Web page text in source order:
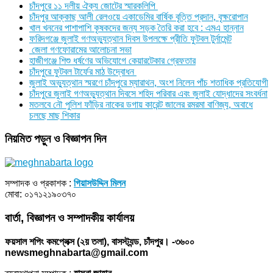
চাঁদপুরে ১১ দলীয় ঐক্য জোটের স্মারকলিপি
চাঁদপুর আক্কাছ আলী রেলওয়ে একাডেমির বার্ষিক বৃত্তি প্রদান, বৃক্ষরোপান
খাল খননের পাশাপাশি কৃষকদের জন্য সড়ক তৈরি করা হবে : এমএ হান্নান
ফরিদগঞ্জে জুলাই গণঅভ্যুত্থান দিবস উপলক্ষে প্রীতি ফুটবল টুর্নামেন্ট
জেলা গণফোরামের আলোচনা সভা
হাজীগঞ্জে শিশু ধর্ষণের অভিযোগে কেয়ারটেকার গ্রেফতার
চাঁদপুরে ফুটবল টার্ফের মাঠ উদ্বোধন
জুলাই অভ্যুত্থান স্মরণে চাঁদপুরে ম্যারাথন, অংশ নিলেন পাঁচ শতাধিক প্রতিযোগী
চাঁদপুরে জুলাই গণঅভ্যুত্থান দিবসে শহিদ পরিবার এবং জুলাই যোদ্ধাদের সংবর্ধনা
মতলবে নৌ পুলিশ ফাঁড়ির নাকের ডগায় কারেন্ট জালের রমরমা বাণিজ্য, অবাধে
চলছে মাছ শিকার
নিয়মিত পড়ুন ও বিজ্ঞাপন দিন
সম্পাদক ও প্রকাশক : গিয়াসউদ্দিন মিলন
মোবা: ০১৭১২১৯০৩৭০
বার্তা, বিজ্ঞাপন ও সম্পাদকীয় কার্যালয়
ফয়সাল শপিং কমপ্লেক্স (২য় তলা), বাসস্ট্যন্ড, চাঁদপুর। -৩৬০০
newsmeghnabarta@gmail.com